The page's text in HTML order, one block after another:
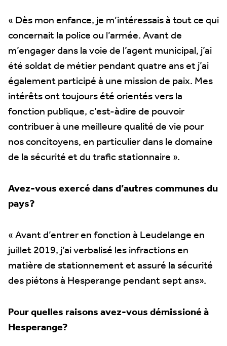
« Dès mon enfance, je m’intéressais à tout ce qui
concernait la police ou l’armée. Avant de
m’engager dans la voie de l’agent municipal, j’ai
été soldat de métier pendant quatre ans et j’ai
également participé à une mission de paix. Mes
intérêts ont toujours été orientés vers la
fonction publique, c’est-àdire de pouvoir
contribuer à une meilleure qualité de vie pour
nos concitoyens, en particulier dans le domaine
de la sécurité et du trafic stationnaire ».
Avez-vous exercé dans d’autres communes du
pays?
« Avant d’entrer en fonction à Leudelange en
juillet 2019, j’ai verbalisé les infractions en
matière de stationnement et assuré la sécurité
des piétons à Hesperange pendant sept ans».
Pour quelles raisons avez-vous démissioné à
Hesperange?